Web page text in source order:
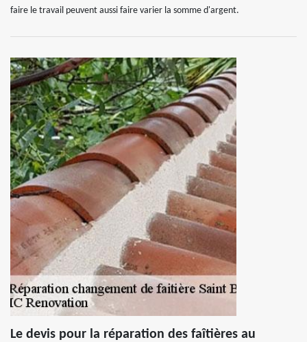
faire le travail peuvent aussi faire varier la somme d'argent.
Le devis pour la réparation des faîtières au